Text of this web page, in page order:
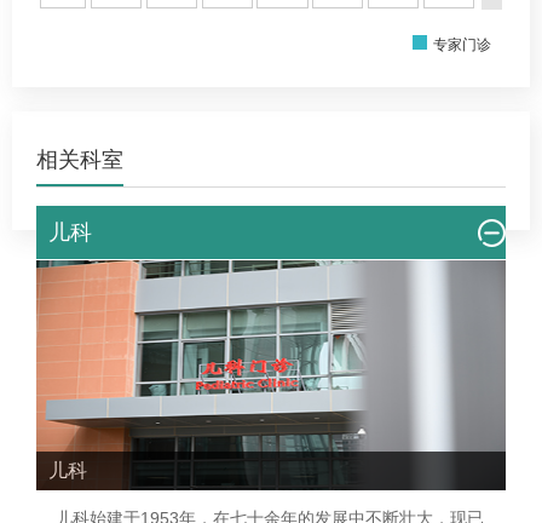
专家门诊
相关科室
儿科
儿科
儿科始建于1953年，在七十余年的发展中不断壮大，现已